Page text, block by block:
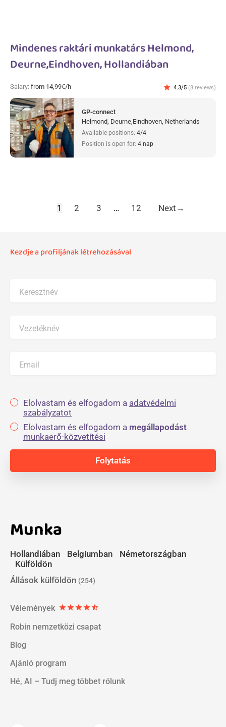
Mindenes raktári munkatárs Helmond,
Deurne,Eindhoven, Hollandiában
Salary: from 14,99€/h star 4.3/5 (8 reviews)
GP-connect
Helmond, Deurne,Eindhoven, Netherlands
Available positions: 4/4
Position is open for: 4 nap
1 2 3 … 12 Next →
Kezdje a profiljának létrehozásával
Keresztnév
Vezetéknév
Email
Elolvastam és elfogadom a adatvédelmi
szabályzatot
Elolvastam és elfogadom a megállapodást
munkaerő-közvetítési
Munka
Hollandiában Belgiumban
Németországban
Külföldön
Állások külföldön (254)
Vélemények starstarstarstarstar_half
Robin nemzetközi csapat
Blog
Ajánló program
Hé, AI – Tudj meg többet rólunk